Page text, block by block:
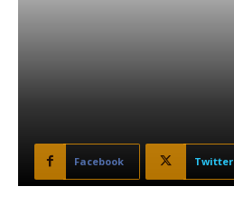
Facebook Twitter